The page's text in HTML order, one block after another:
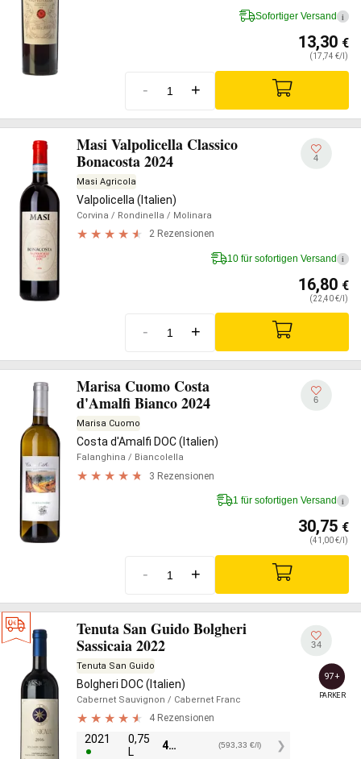
Sofortiger Versand i
13,30 €
(17,74 €/l)
- +
Masi Valpolicella Classico
Bonacosta 2024
Masi Agricola
Valpolicella (Italien)
Corvina / Rondinella / Molinara
2 Rezensionen
4
10 für sofortigen Versand i
16,80 €
(22,40 €/l)
- +
Marisa Cuomo Costa
d'Amalfi Bianco 2024
Marisa Cuomo
Costa d'Amalfi DOC (Italien)
Falanghina / Biancolella
3 Rezensionen
6
1 für sofortigen Versand i
30,75 €
(41,00 €/l)
- +
Tenuta San Guido Bolgheri
Sassicaia 2022
Tenuta San Guido
Bolgheri DOC (Italien)
Cabernet Sauvignon / Cabernet Franc
4 Rezensionen
2021
0,75
L
445,00 (593,33 €/l)
34
97+
PARKER